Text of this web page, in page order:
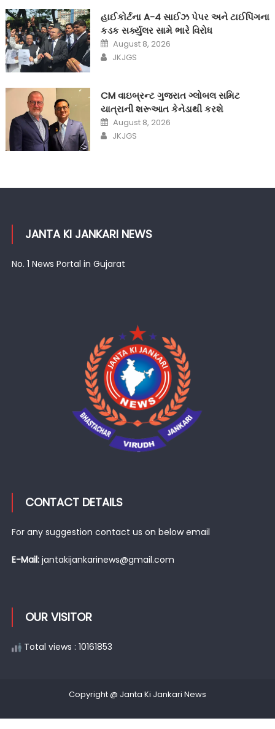
હાઈકોર્ટના A-4 સાઈઝ પેપર અને ટાઈપિંગના
કડક સર્ક્યુલર સામે ભારે વિરોધ
Posted
on
August 8, 2026
Author
JKJGS
CM વાઇબ્રન્ટ ગુજરાત ગ્લોબલ સમિટ
યાત્રાની શરૂઆત કેનેડાથી કરશે
Posted
on
August 8, 2026
Author
JKJGS
JANTA KI JANKARI NEWS
No. 1 News Portal in Gujarat
CONTACT DETAILS
For any suggestion contact us on below email
E-Mail: jantakijankarinews@gmail.com
OUR VISITOR
Total views : 10161853
Copyright @ Janta Ki Jankari News